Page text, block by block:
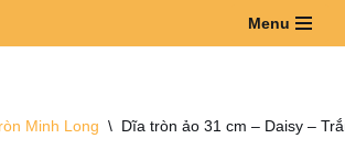
Menu
Minh Long \ Dĩa tròn ảo 31 cm – Daisy –